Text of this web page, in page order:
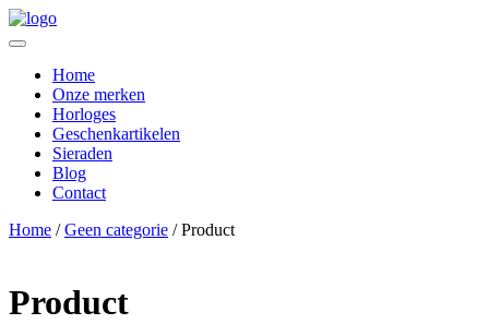
Home
Onze merken
Horloges
Geschenkartikelen
Sieraden
Blog
Contact
Home /Geen categorie / Product
Product